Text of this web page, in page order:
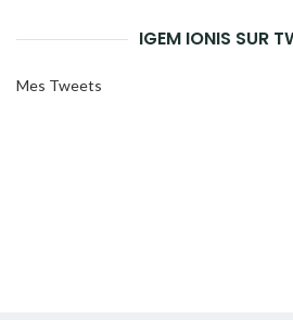
IGEM IONIS SUR
Mes Tweets